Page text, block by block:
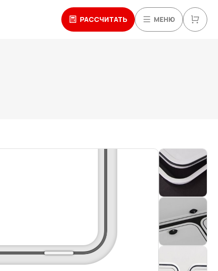
РАССЧИТАТЬ МЕНЮ